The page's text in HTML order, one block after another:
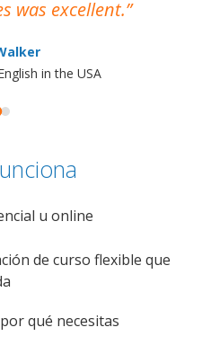
was excellent.
in the USA
u online
de curso flexible que
qué necesitas